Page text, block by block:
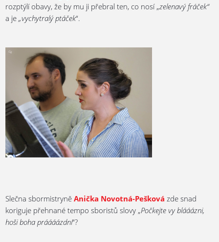
rozptýlí obavy, že by mu ji přebral ten, co nosí „zelenavý fráček“
a je „vychytralý ptáček“.
Slečna sbormistryněAnička Novotná-Pešková zde snad
koriguje přehnané tempo sboristů slovy „Počkejte vy blááázni,
hoši boha práááázdní“?